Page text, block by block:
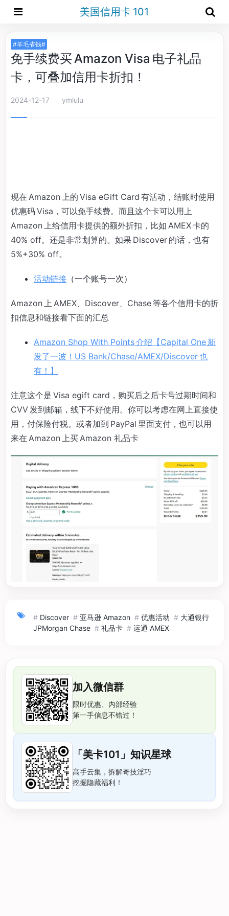
美国信用卡 101
#羊毛省钱#
免手续费买 Amazon Visa 电子礼品
卡，可叠加信用卡折扣！
2024-12-17 ymlulu
现在 Amazon 上的 Visa eGift Card 有活动，结账时使用
优惠码 Visa，可以免手续费。而且这个卡可以用上
Amazon 上给信用卡提供的额外折扣，比如 AMEX 卡的
40% off。还是非常划算的。如果 Discover 的话，也有
5%+30% off。
活动链接 （一个账号一次）
Amazon 上 AMEX、Discover、Chase 等各个信用卡的折
扣信息和链接看下面的汇总
Amazon Shop With Points 介绍【Capital One 新
发了一波！US Bank/Chase/AMEX/Discover 也
有！】
注意这个是 Visa egift card，购买后之后卡号过期时间和
CVV 发到邮箱，线下不好使用。你可以考虑在网上直接使
用，付保险付税。或者加到 PayPal 里面支付，也可以用
来在 Amazon 上买 Amazon 礼品卡
# Discover # 亚马逊 Amazon # 优惠活动 # 大通银行
JPMorgan Chase # 礼品卡 # 运通 AMEX
加入微信群
限时优惠、内部经验
第一手信息不错过！
「美卡101」知识星球
高手云集，拆解奇技淫巧
挖掘隐藏福利！